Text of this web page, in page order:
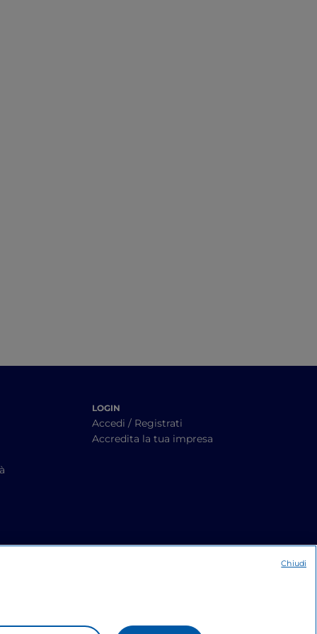
LOGIN
Accedi / Registrati
Accredita la tua impresa
Chiudi